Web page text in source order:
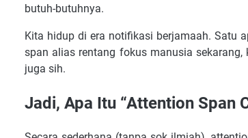
How to Outsmart the Collapse (No Monastery
Final Words: You’re Not Broken—Just
butuh-butuhnya.
Kita hidup di era notifikasi berjamaah. Satu
span alias rentang fokus manusia
juga sih.
Jadi, Apa Itu “Attention Span